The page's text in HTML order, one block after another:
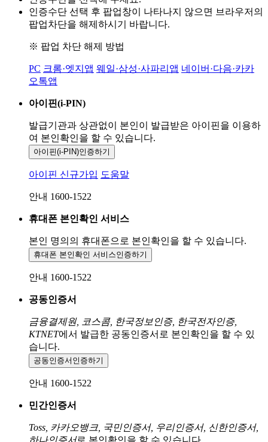
인증수단 선택 후 팝업창이 나타나지 않으면 브라우저의
팝업차단을 해제하시기 바랍니다.
※ 팝업 차단 해제 방법
PC 크롬·엣지앱 웨일·삼성·사파리앱 네이버·다음·카카
오톡앱
아이핀(i-PIN)
발급기관과 상관없이 본인이 발급받은 아이핀을 이용하
여 본인확인을 할 수 있습니다.
아이핀(i-PIN)인증하기
아이핀 신규가입 도움말
안내 1600-1522
휴대폰 본인확인 서비스
본인 명의의 휴대폰으로 본인확인을 할 수 있습니다.
휴대폰 본인확인 서비스인증하기
안내 1600-1522
공동인증서
금융결제원, 코스콤, 한국정보인증, 한국전자인증,
KTNET에서 발급한 공동인증서로 본인확인을 할 수 있
습니다.
공동인증서 인증하기
안내 1600-1522
민간인증서
Toss, 카카오뱅크, 국민인증서, 우리인증서, 신한인증서,